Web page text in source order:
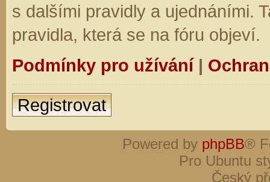
s dalšími pravidly a ujednáními.
pravidla, která se na fóru objeví.
Podmínky pro užívání|
Registrovat
Powered by phpBB®
Pro Ubuntu
Český